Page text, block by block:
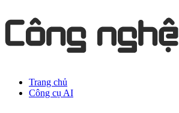
Trang chủ
Công cụ AI